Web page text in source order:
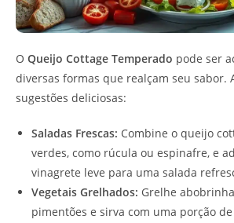
O Queijo Cottage Temperado pode ser
diversas formas que realçam seu sabor.
sugestões deliciosas:
Saladas Frescas: Combine o queijo
verdes, como rúcula ou espinafre, e
vinagrete leve para uma salada
Vegetais Grelhados: Grelhe
pimentões e sirva com uma porção